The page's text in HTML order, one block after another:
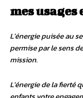
mes usages
L’énergie puisée au
permise par le sens
mission.
L’énergie de la fierté